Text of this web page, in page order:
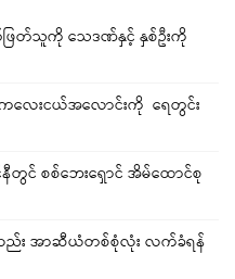
ဖြတ်သူကို သေဒဏ်နှင့် နှစ်ဦးကို
လေးငယ်အလောင်းကို ရေတွင်း
နီတွင် စစ်ဘေးရှောင် အိမ်ထောင်စု
ည်း အာဆီယံတစ်စုံလုံး လက်ခံရန်